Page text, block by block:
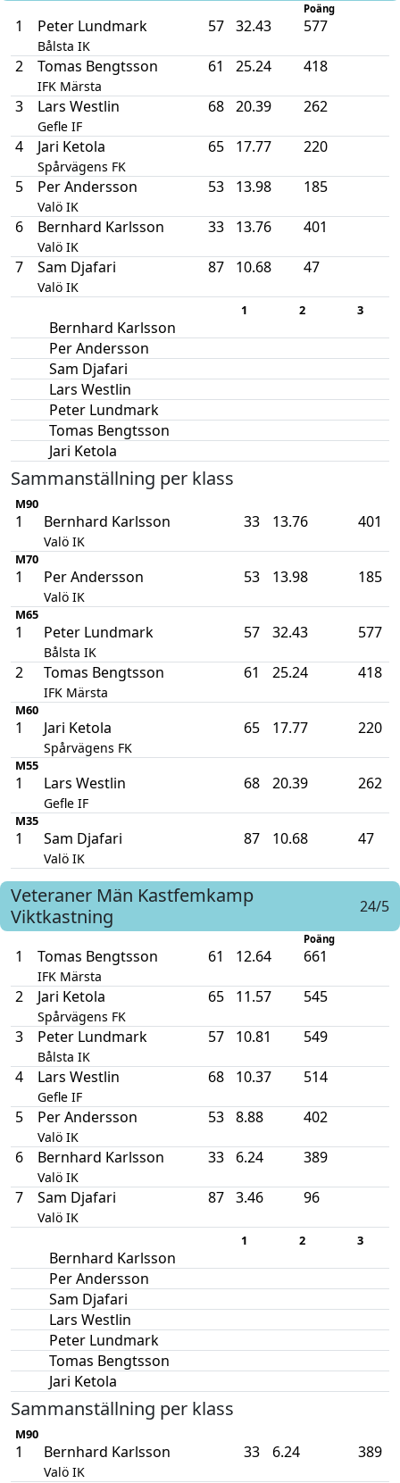
Poäng
1 Peter Lundmark
Bålsta IK
57 32.43 577
2 Tomas Bengtsson
IFK Märsta
61 25.24 418
3 Lars Westlin
Gefle IF
68 20.39 262
4 Jari Ketola
Spårvägens FK
65 17.77 220
5 Per Andersson
Valö IK
53 13.98 185
6 Bernhard Karlsson
Valö IK
33 13.76 401
7 Sam Djafari
Valö IK
87 10.68 47
1 2 3
Bernhard Karlsson
Per Andersson
Sam Djafari
Lars Westlin
Peter Lundmark
Tomas Bengtsson
Jari Ketola
Sammanställning per klass
M90
1 Bernhard Karlsson
Valö IK
33 13.76 401
M70
1 Per Andersson
Valö IK
53 13.98 185
M65
1 Peter Lundmark
Bålsta IK
57 32.43 577
2 Tomas Bengtsson
IFK Märsta
61 25.24 418
M60
1 Jari Ketola
Spårvägens FK
65 17.77 220
M55
1 Lars Westlin
Gefle IF
68 20.39 262
M35
1 Sam Djafari
Valö IK
87 10.68 47
Veteraner Män Kastfemkamp
Viktkastning
24/5
Poäng
1 Tomas Bengtsson
IFK Märsta
61 12.64 661
2 Jari Ketola
Spårvägens FK
65 11.57 545
3 Peter Lundmark
Bålsta IK
57 10.81 549
4 Lars Westlin
Gefle IF
68 10.37 514
5 Per Andersson
Valö IK
53 8.88 402
6 Bernhard Karlsson
Valö IK
33 6.24 389
7 Sam Djafari
Valö IK
87 3.46 96
1 2 3
Bernhard Karlsson
Per Andersson
Sam Djafari
Lars Westlin
Peter Lundmark
Tomas Bengtsson
Jari Ketola
Sammanställning per klass
M90
1 Bernhard Karlsson
Valö IK
33 6.24 389